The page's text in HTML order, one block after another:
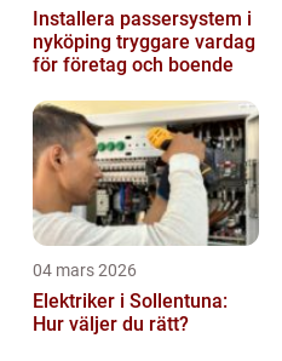
Installera passersystem i
nyköping tryggare vardag
för företag och boende
04 mars 2026
Elektriker i Sollentuna:
Hur väljer du rätt?